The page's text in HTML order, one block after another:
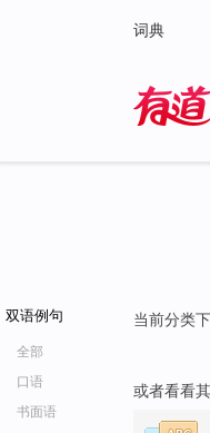
词典
双语例句
全部
口语
书面语
当前分类
或者看看